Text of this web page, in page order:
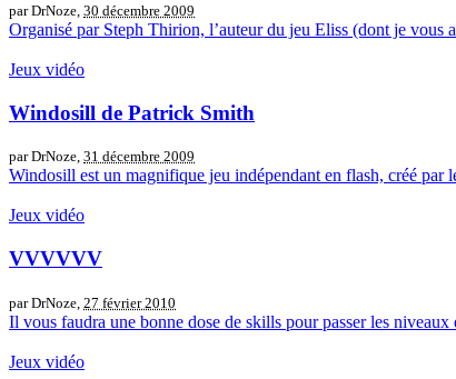
par DrNoze, 30 décembre 2009
Organisé par Steph Thirion, l’auteur du jeu Eliss (dont je
Jeux vidéo
Windosill de Patrick Smith
par DrNoze, 31 décembre 2009
Windosill est un magnifique jeu indépendant en flash, créé par
Jeux vidéo
VVVVVV
par DrNoze, 27 février 2010
Il vous faudra une bonne dose de skills pour passer les
Jeux vidéo